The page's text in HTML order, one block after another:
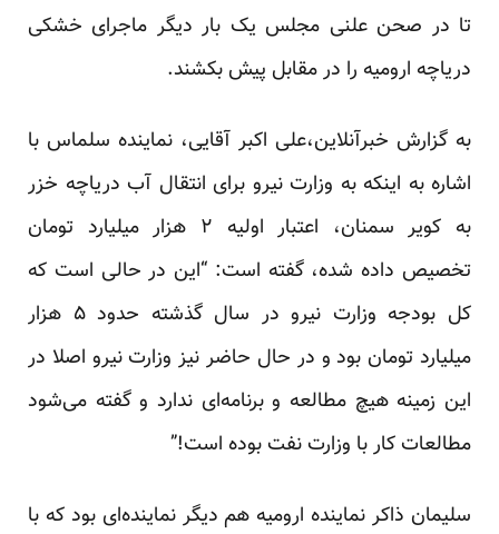
تا در صحن علنی مجلس یک بار دیگر ماجرای خشکی
دریاچه ارومیه را در مقابل پیش بکشند.
به گزارش خبرآنلاین،علی ​اکبر آقایی، نماینده سلماس با
اشاره به اینکه به وزارت نیرو برای انتقال آب دریاچه خزر
به کویر سمنان، اعتبار اولیه ۲ هزار میلیارد تومان
تخصیص داده شده، گفته است: “این در حالی است که
کل بودجه وزارت نیرو در سال گذشته حدود ۵ هزار
میلیارد تومان بود و در حال حاضر نیز وزارت نیرو اصلا در
این زمینه هیچ مطالعه و برنامه‌ای ندارد و گفته می‌شود
مطالعات کار با وزارت نفت بوده است!”
سلیمان ذاکر نماینده ارومیه هم دیگر نماینده‌ای بود که با